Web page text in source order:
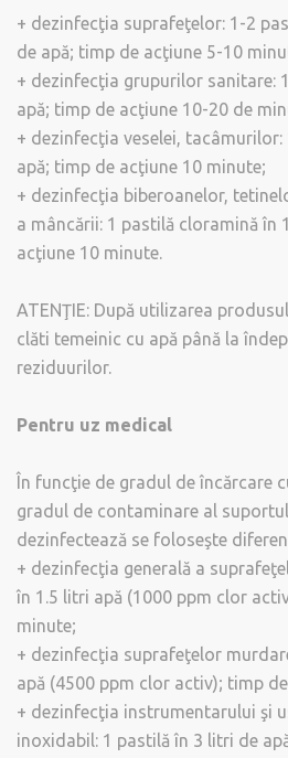
+ dezinfecţia suprafeţelor: 1-2
de apă; timp de acţiune 5-10
+ dezinfecţia grupurilor sanitare:
apă; timp de acţiune 10-20 de
+ dezinfecţia veselei,
apă; timp de acţiune 10 minute;
+ dezinfecţia biberoanelor,
a mâncării: 1 pastilă cloramină în
acţiune 10 minute.
ATENŢIE: După utilizarea
clăti temeinic cu apă până la
reziduurilor.
Pentru uz medical
În funcţie de gradul de încărcare
gradul de contaminare al
dezinfectează se foloseşte
+ dezinfecţia generală a
în 1.5 litri apă (1000 ppm clor
minute;
+ dezinfecţia suprafeţelor
apă (4500 ppm clor activ); timp
+ dezinfecţia instrumentarului şi
inoxidabil: 1 pastilă în 3 litri de